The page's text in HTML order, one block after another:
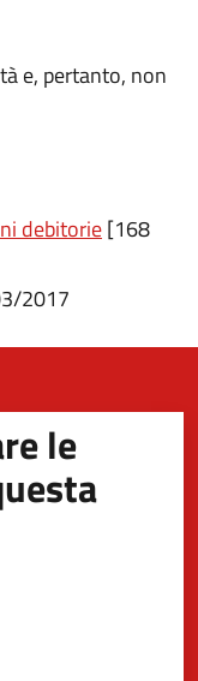
e, pertanto, non
debitorie(apre in
[168
2017
le